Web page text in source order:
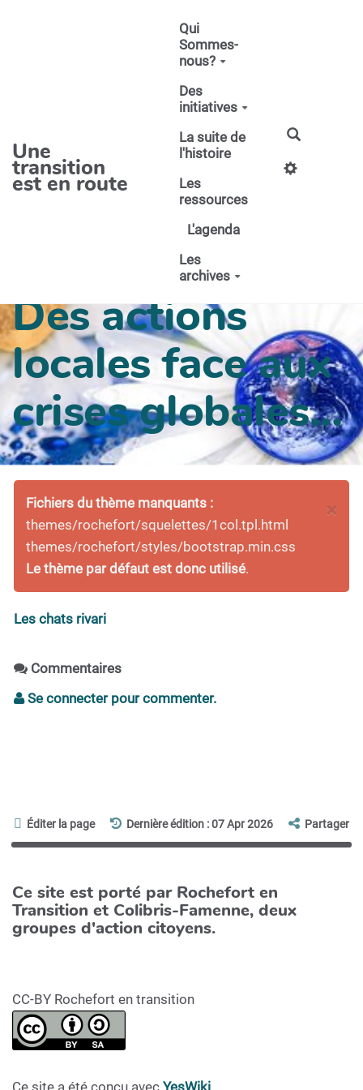
Une
transition
est en route
Qui
Sommes-
nous?
Des
initiatives
La suite de
l'histoire
Les
ressources
L'agenda
Les
archives
Des actions
locales face aux
crises globales...
×
Fichiers du thème manquants :
themes/rochefort/squelettes/1col.tpl.html
themes/rochefort/styles/bootstrap.min.css
Le thème par défaut est donc utilisé.
Les chats rivari
Commentaires
Se connecter pour commenter.
Éditer la page Dernière édition : 07 Apr 2026 Partager
Ce site est porté par Rochefort en
Transition et Colibris-Famenne, deux
groupes d'action citoyens.
CC-BY Rochefort en transition